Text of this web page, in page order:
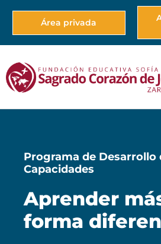
Área privada
Programa de Desarrollo
Capacidades
Aprender
forma